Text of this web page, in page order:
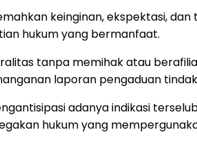
keinginan, ekspektasi,
hukum yang bermanfaat.
tanpa memihak atau
laporan pengaduan
adanya indikasi
hukum yang